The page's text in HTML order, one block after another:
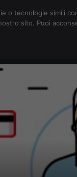
o tecnologie simili
sito. Puoi